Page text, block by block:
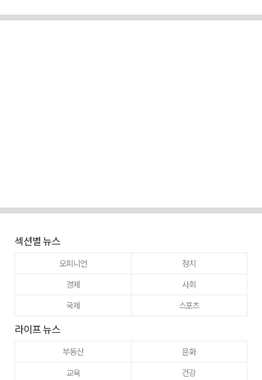
섹션별 뉴스
오피니언
정치
경제
사회
국제
스포츠
라이프 뉴스
부동산
문화
교육
건강